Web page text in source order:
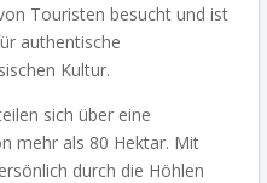
Touristen besucht und ist
authentische
Kultur.
sich über eine
mehr als 80 Hektar. Mit
durch die Höhlen